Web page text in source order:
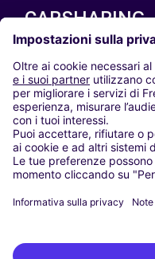
CARSHARING
LE NOSTRE CITTÀ
Paris
Madrid
Washington DC
Milano
Roma
Torino
Vienna
Berlino
Düsseldorf